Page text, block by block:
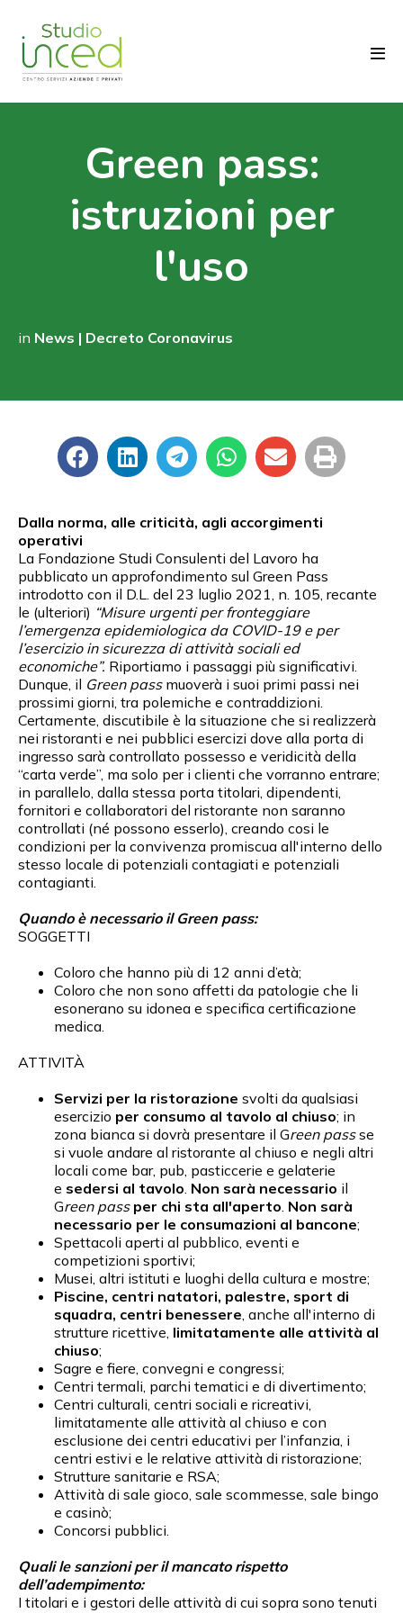
contenuto
Green pass:
istruzioni per
l'uso
in News | Decreto Coronavirus
Dalla norma, alle criticità, agli accorgimenti
operativi
La Fondazione Studi Consulenti del Lavoro ha
pubblicato un approfondimento sul Green Pass
introdotto con il D.L. del 23 luglio 2021, n. 105, recante
le (ulteriori) “Misure urgenti per fronteggiare
l’emergenza epidemiologica da COVID-19 e per
l’esercizio in sicurezza di attività sociali ed
economiche”. Riportiamo i passaggi più significativi.
Dunque, il Green pass muoverà i suoi primi passi nei
prossimi giorni, tra polemiche e contraddizioni.
Certamente, discutibile è la situazione che si realizzerà
nei ristoranti e nei pubblici esercizi dove alla porta di
ingresso sarà controllato possesso e veridicità della
“carta verde”, ma solo per i clienti che vorranno entrare;
in parallelo, dalla stessa porta titolari, dipendenti,
fornitori e collaboratori del ristorante non saranno
controllati (né possono esserlo), creando cosi le
condizioni per la convivenza promiscua all'interno dello
stesso locale di potenziali contagiati e potenziali
contagianti.
Quando è necessario il Green pass:
SOGGETTI
Coloro che hanno più di 12 anni d’età;
Coloro che non sono affetti da patologie che li
esonerano su idonea e specifica certificazione
medica.
ATTIVITÀ
Servizi per la ristorazione svolti da qualsiasi
esercizio per consumo al tavolo al chiuso; in
zona bianca si dovrà presentare il Green passse
si vuole andare al ristorante al chiuso e negli altri
locali come bar, pub, pasticcerie e gelaterie
e sedersi al tavolo Non sarà necessario il
Green pass per chi sta all'aperto Non sarà
necessario per le consumazioni al bancone;
Spettacoli aperti al pubblico, eventi e
competizioni sportivi;
Musei, altri istituti e luoghi della cultura e mostre;
Piscine, centri natatori, palestre, sport di
squadra, centri benessere , anche all'interno di
strutture ricettive, limitatamente alle attività al
chiuso;
Sagre e fiere, convegni e congressi;
Centri termali, parchi tematici e di divertimento;
Centri culturali, centri sociali e ricreativi,
limitatamente alle attività al chiuso e con
esclusione dei centri educativi per l’infanzia, i
centri estivi e le relative attività di ristorazione;
Strutture sanitarie e RSA;
Attività di sale gioco, sale scommesse, sale bingo
e casinò;
Concorsi pubblici.
Quali le sanzioni per il mancato rispetto
dell’adempimento:
I titolari e i gestori delle attività di cui sopra sono tenuti